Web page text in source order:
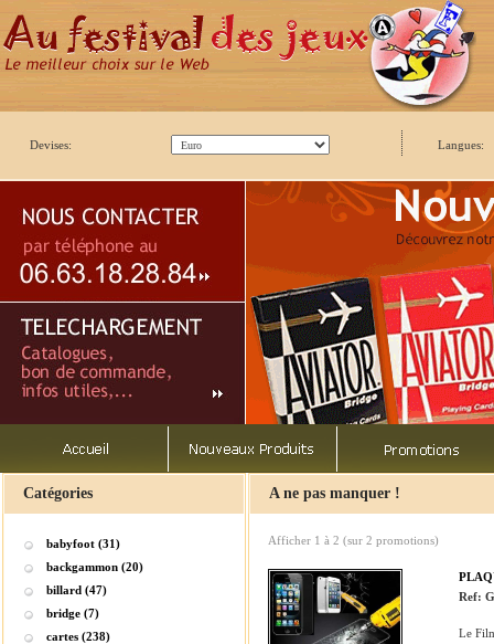
Devises: Langues:
Catégories
babyfoot (31)
backgammon (20)
billard (47)
bridge (7)
cartes (238)
A ne pas manquer !
Afficher 1 à 2 (sur 2 promotions)
Ref:
Le